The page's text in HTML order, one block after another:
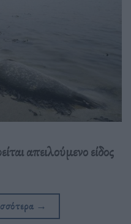
απειλούμενο είδος
→